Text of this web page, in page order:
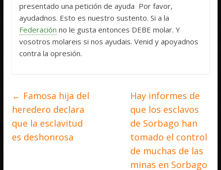
presentado una petición de ayuda  Por favor,
ayudadnos. Esto es nuestro sustento. Si a la
Federación no le gusta entonces DEBE molar. Y
vosotros molareis si nos ayudais. Venid y apoyadnos
contra la opresión.
← Famosa hija del
heredero declara
que la esclavitud
es deshonrosa
Hay informes de
que los esclavos
de Sorbago han
tomado el control
de muchas de las
minas en Sorbago